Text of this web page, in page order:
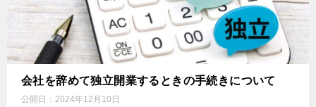
会社を辞めて独立開業するときの手続きについて
公開日： 2024年12月10日